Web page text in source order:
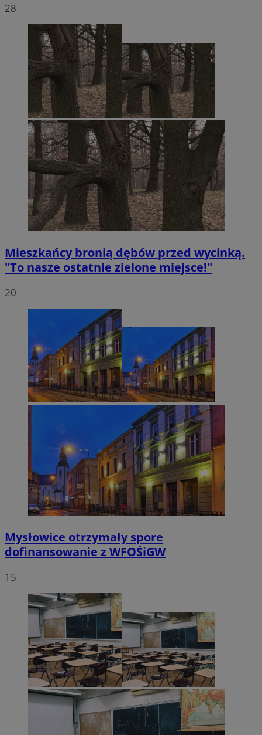
28
Mieszkańcy bronią dębów przed wycinką.
"To nasze ostatnie zielone miejsce!"
20
Mysłowice otrzymały spore
dofinansowanie z WFOŚiGW
15